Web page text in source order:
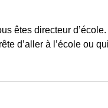
êtes directeur
d’aller à l’école ou